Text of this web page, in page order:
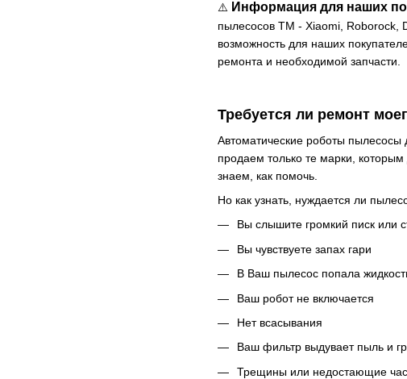
⚠️ Информация для наших
пылесосов ТМ - Xiaomi, Roborock,
возможность для наших
ремонта и необходимой запчасти.
Требуется ли ремонт
Автоматические роботы
продаем только те марки,
знаем, как помочь.
Но как узнать, нуждается ли
Вы слышите громкий писк или
Вы чувствуете запах гари
В Ваш пылесос попала
Ваш робот не включается
Нет всасывания
Ваш фильтр выдувает пыль и
Трещины или недостающие